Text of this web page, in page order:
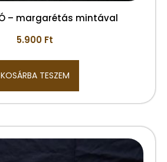
– margarétás mintával
5.900 Ft
KOSÁRBA TESZEM